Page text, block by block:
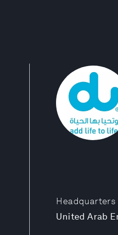
Headquarters
United Arab